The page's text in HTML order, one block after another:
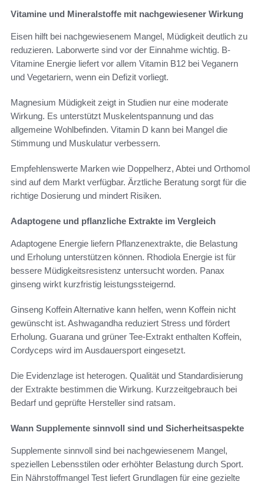
Vitamine und Mineralstoffe mit nachgewiesener Wirkung
Eisen hilft bei nachgewiesenem Mangel, Müdigkeit deutlich zu
reduzieren. Laborwerte sind vor der Einnahme wichtig. B-
Vitamine Energie liefert vor allem Vitamin B12 bei Veganern
und Vegetariern, wenn ein Defizit vorliegt.
Magnesium Müdigkeit zeigt in Studien nur eine moderate
Wirkung. Es unterstützt Muskelentspannung und das
allgemeine Wohlbefinden. Vitamin D kann bei Mangel die
Stimmung und Muskulatur verbessern.
Empfehlenswerte Marken wie Doppelherz, Abtei und Orthomol
sind auf dem Markt verfügbar. Ärztliche Beratung sorgt für die
richtige Dosierung und mindert Risiken.
Adaptogene und pflanzliche Extrakte im Vergleich
Adaptogene Energie liefern Pflanzenextrakte, die Belastung
und Erholung unterstützen können. Rhodiola Energie ist für
bessere Müdigkeitsresistenz untersucht worden. Panax
ginseng wirkt kurzfristig leistungssteigernd.
Ginseng Koffein Alternative kann helfen, wenn Koffein nicht
gewünscht ist. Ashwagandha reduziert Stress und fördert
Erholung. Guarana und grüner Tee-Extrakt enthalten Koffein,
Cordyceps wird im Ausdauersport eingesetzt.
Die Evidenzlage ist heterogen. Qualität und Standardisierung
der Extrakte bestimmen die Wirkung. Kurzzeitgebrauch bei
Bedarf und geprüfte Hersteller sind ratsam.
Wann Supplemente sinnvoll sind und Sicherheitsaspekte
Supplemente sinnvoll sind bei nachgewiesenem Mangel,
speziellen Lebensstilen oder erhöhter Belastung durch Sport.
Ein Nährstoffmangel Test liefert Grundlagen für eine gezielte